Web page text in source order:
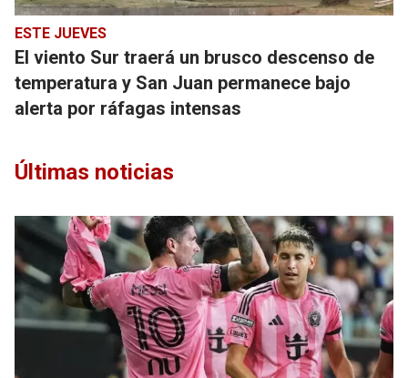
ESTE JUEVES
El viento Sur traerá un brusco descenso de
temperatura y San Juan permanece bajo
alerta por ráfagas intensas
Últimas noticias